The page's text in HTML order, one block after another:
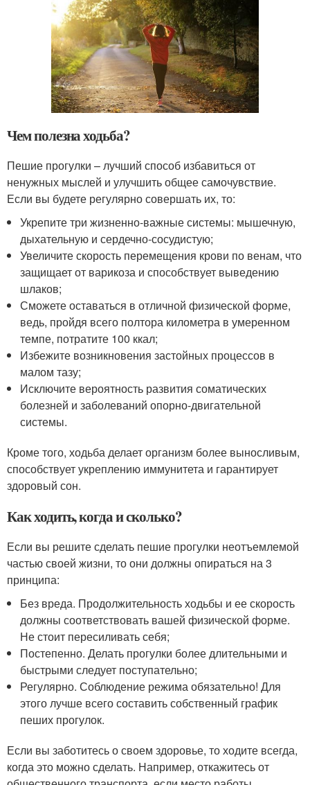
Чем полезна ходьба?
Пешие прогулки – лучший способ избавиться от
ненужных мыслей и улучшить общее самочувствие.
Если вы будете регулярно совершать их, то:
Укрепите три жизненно-важные системы: мышечную,
дыхательную и сердечно-сосудистую;
Увеличите скорость перемещения крови по венам, что
защищает от варикоза и способствует выведению
шлаков;
Сможете оставаться в отличной физической форме,
ведь, пройдя всего полтора километра в умеренном
темпе, потратите 100 ккал;
Избежите возникновения застойных процессов в
малом тазу;
Исключите вероятность развития соматических
болезней и заболеваний опорно-двигательной
системы.
Кроме того, ходьба делает организм более выносливым,
способствует укреплению иммунитета и гарантирует
здоровый сон.
Как ходить, когда и сколько?
Если вы решите сделать пешие прогулки неотъемлемой
частью своей жизни, то они должны опираться на 3
принципа:
Без вреда. Продолжительность ходьбы и ее скорость
должны соответствовать вашей физической форме.
Не стоит пересиливать себя;
Постепенно. Делать прогулки более длительными и
быстрыми следует поступательно;
Регулярно. Соблюдение режима обязательно! Для
этого лучше всего составить собственный график
пеших прогулок.
Если вы заботитесь о своем здоровье, то ходите всегда,
когда это можно сделать. Например, откажитесь от